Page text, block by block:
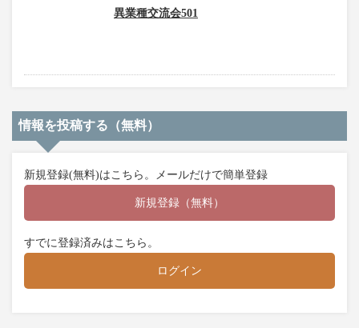
異業種交流会501
情報を投稿する（無料）
新規登録(無料)はこちら。メールだけで簡単登録
新規登録（無料）
すでに登録済みはこちら。
ログイン